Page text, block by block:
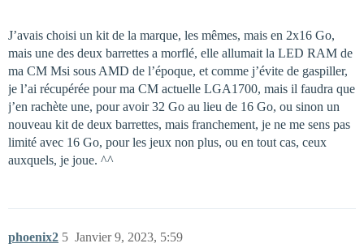
J’avais choisi un kit de la marque, les mêmes, mais en 2x16 Go,
mais une des deux barrettes a morflé, elle allumait la LED RAM de
ma CM Msi sous AMD de l’époque, et comme j’évite de gaspiller,
je l’ai récupérée pour ma CM actuelle LGA1700, mais il faudra que
j’en rachète une, pour avoir 32 Go au lieu de 16 Go, ou sinon un
nouveau kit de deux barrettes, mais franchement, je ne me sens pas
limité avec 16 Go, pour les jeux non plus, ou en tout cas, ceux
auxquels, je joue. ^^
phoenix2 Janvier 9, 2023, 5:59
5